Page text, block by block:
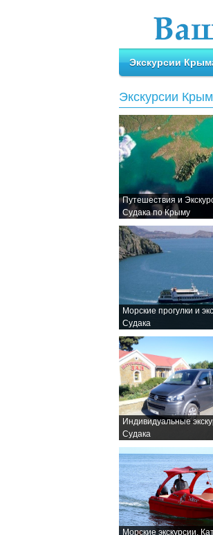
Экскурсии
Экскурсии
Путешествия и
Судака по Крыму
Морские прогулки и
Судака
Индивидуальные
Судака
Морские экскурсии.